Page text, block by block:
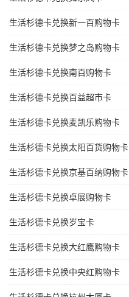
生活杉德卡兑换新一百购物卡
生活杉德卡兑换梦之岛购物卡
生活杉德卡兑换南百购物卡
生活杉德卡兑换百益超市卡
生活杉德卡兑换麦凯乐购物卡
生活杉德卡兑换太阳百货购物卡
生活杉德卡兑换京基百纳购物卡
生活杉德卡兑换卓展购物卡
生活杉德卡兑换岁宝卡
生活杉德卡兑换大红鹰购物卡
生活杉德卡兑换中央红购物卡